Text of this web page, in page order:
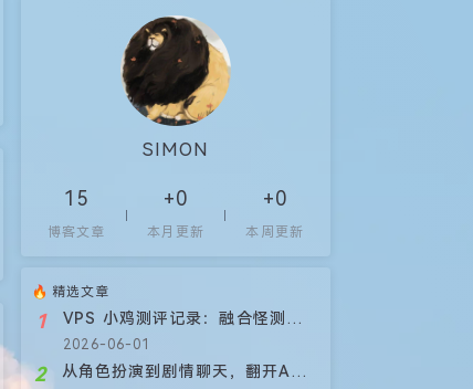
SIMON
15
博客文章
+0
本月更新
+0
本周更新
精选文章
1 VPS 小鸡测评记录：融合怪测试汇总
2026-06-01
2 从角色扮演到剧情聊天，翻开AI的另一面